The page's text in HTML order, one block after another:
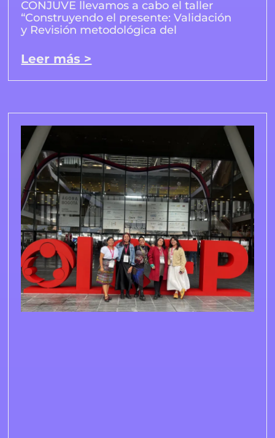
CONJUVE llevamos a cabo el taller
“Construyendo el presente: Validación
y Revisión metodológica del
Leer más >